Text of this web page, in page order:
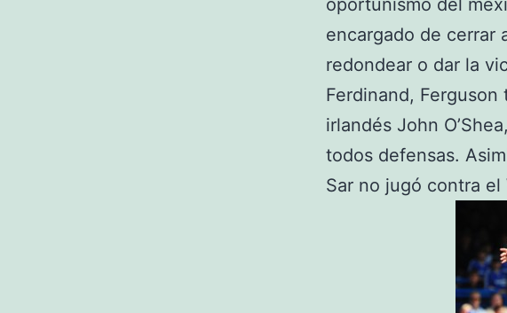
oportunismo del
encargado de cerrar
redondear o dar la
Ferdinand,
irlandés John
todos defensas.
Sar no jugó contra el